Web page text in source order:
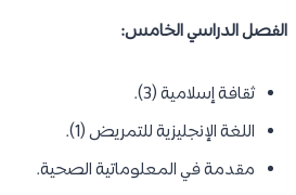
الفصل الدراسي الخامس:
ثقافة إسلامية (3).
اللغة الإنجليزية للتمريض (1).
مقدمة في المعلوماتية الصحية.